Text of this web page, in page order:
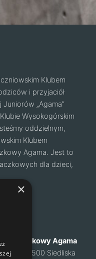
Klubem
i przyjaciół
„Agama”
Wysokogórskim
oddzielnym,
Klubem
Agama. Jest to
dla dzieci,
Agama
6, 05-500 Siedliska
×